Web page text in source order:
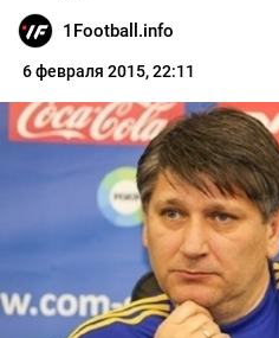
КАЗИНО
РАЗНОЕ
1Football.info
6 февраля 2015, 22:11